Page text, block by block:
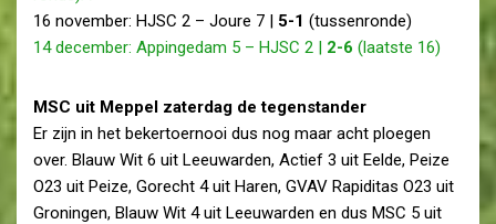
16 november: HJSC 2 – Joure 7 | 5-1 (tussenronde)
14 december: Appingedam 5 – HJSC 2 | 2-6 (laatste 16)
MSC uit Meppel zaterdag de tegenstander
Er zijn in het bekertoernooi dus nog maar acht ploegen
over. Blauw Wit 6 uit Leeuwarden, Actief 3 uit Eelde, Peize
O23 uit Peize, Gorecht 4 uit Haren, GVAV Rapiditas O23 uit
Groningen, Blauw Wit 4 uit Leeuwarden en dus MSC 5 uit